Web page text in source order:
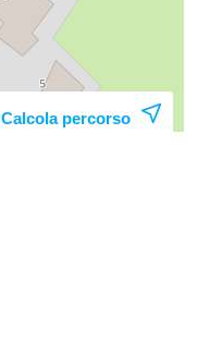
Calcola percorso